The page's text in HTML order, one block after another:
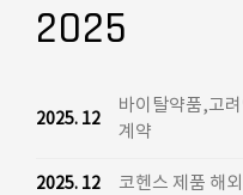
2025
2025. 12
바이탈약품,고
계약
2025. 12 코헨스 제품 해